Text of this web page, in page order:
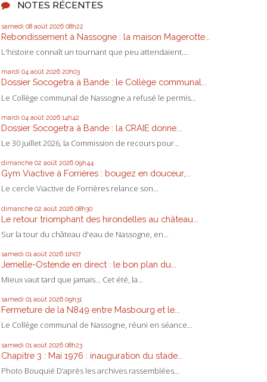
NOTES RÉCENTES
samedi 08 août 2026 08h22
Rebondissement à Nassogne : la maison Magerotte...
L'histoire connaît un tournant que peu attendaient....
mardi 04 août 2026 20h03
Dossier Socogetra à Bande : le Collège communal...
Le Collège communal de Nassogne a refusé le permis...
mardi 04 août 2026 14h42
Dossier Socogetra à Bande : la CRAIE donne...
Le 30 juillet 2026, la Commission de recours pour...
dimanche 02 août 2026 09h44
Gym Viactive à Forrières : bougez en douceur,...
Le cercle Viactive de Forrières relance son...
dimanche 02 août 2026 08h30
Le retour triomphant des hirondelles au château...
Sur la tour du château d'eau de Nassogne, en...
samedi 01 août 2026 11h07
Jemelle-Ostende en direct : le bon plan du...
Mieux vaut tard que jamais... Cet été, la...
samedi 01 août 2026 09h31
Fermeture de la N849 entre Masbourg et le...
Le Collège communal de Nassogne, réuni en séance...
samedi 01 août 2026 08h23
Chapitre 3 : Mai 1976 : inauguration du stade...
Photo Bouquié D’après les archives rassemblées...